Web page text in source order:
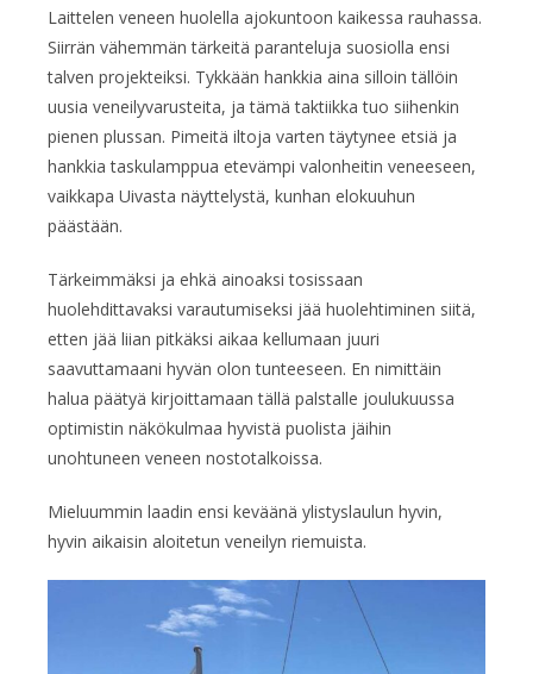
Laittelen veneen huolella ajokuntoon kaikessa rauhassa.
Siirrän vähemmän tärkeitä paranteluja suosiolla ensi
talven projekteiksi. Tykkään hankkia aina silloin tällöin
uusia veneilyvarusteita, ja tämä taktiikka tuo siihenkin
pienen plussan. Pimeitä iltoja varten täytynee etsiä ja
hankkia taskulamppua etevämpi valonheitin veneeseen,
vaikkapa Uivasta näyttelystä, kunhan elokuuhun
päästään.
Tärkeimmäksi ja ehkä ainoaksi tosissaan
huolehdittavaksi varautumiseksi jää huolehtiminen siitä,
etten jää liian pitkäksi aikaa kellumaan juuri
saavuttamaani hyvän olon tunteeseen. En nimittäin
halua päätyä kirjoittamaan tällä palstalle joulukuussa
optimistin näkökulmaa hyvistä puolista jäihin
unohtuneen veneen nostotalkoissa.
Mieluummin laadin ensi keväänä ylistyslaulun hyvin,
hyvin aikaisin aloitetun veneilyn riemuista.